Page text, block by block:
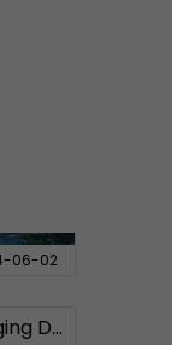
06-02
Dissident